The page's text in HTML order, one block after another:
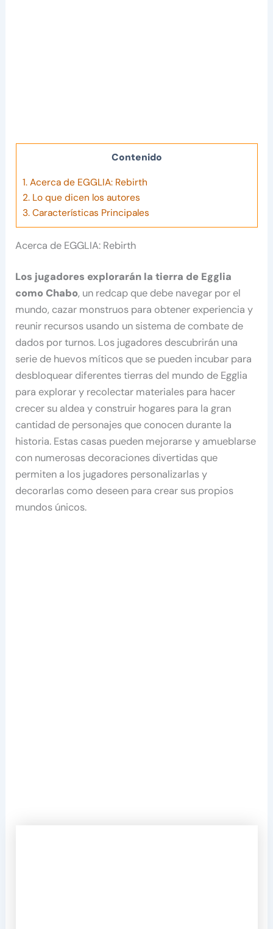
Contenido
1.Acerca de EGGLIA: Rebirth
2.Lo que dicen los autores
3.Características Principales
Acerca de EGGLIA: Rebirth
Los jugadores explorarán la tierra de Egglia
como Chabo, un redcap que debe navegar por el
mundo, cazar monstruos para obtener experiencia y
reunir recursos usando un sistema de combate de
dados por turnos. Los jugadores descubrirán una
serie de huevos míticos que se pueden incubar para
desbloquear diferentes tierras del mundo de Egglia
para explorar y recolectar materiales para hacer
crecer su aldea y construir hogares para la gran
cantidad de personajes que conocen durante la
historia. Estas casas pueden mejorarse y amueblarse
con numerosas decoraciones divertidas que
permiten a los jugadores personalizarlas y
decorarlas como deseen para crear sus propios
mundos únicos.